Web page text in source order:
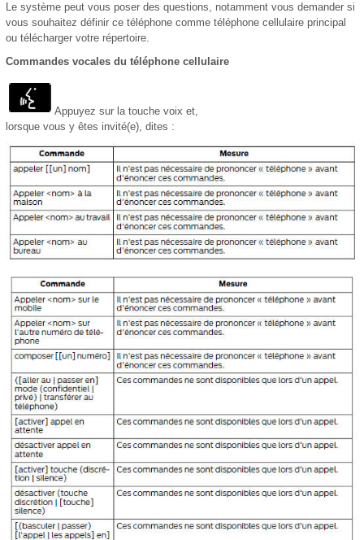
Le système peut vous poser des questions, notamment vous demander si
vous souhaitez définir ce téléphone comme téléphone cellulaire principal
ou télécharger votre répertoire.
Commandes vocales du téléphone cellulaire
Appuyez sur la touche voix et,
lorsque vous y êtes invité(e), dites :